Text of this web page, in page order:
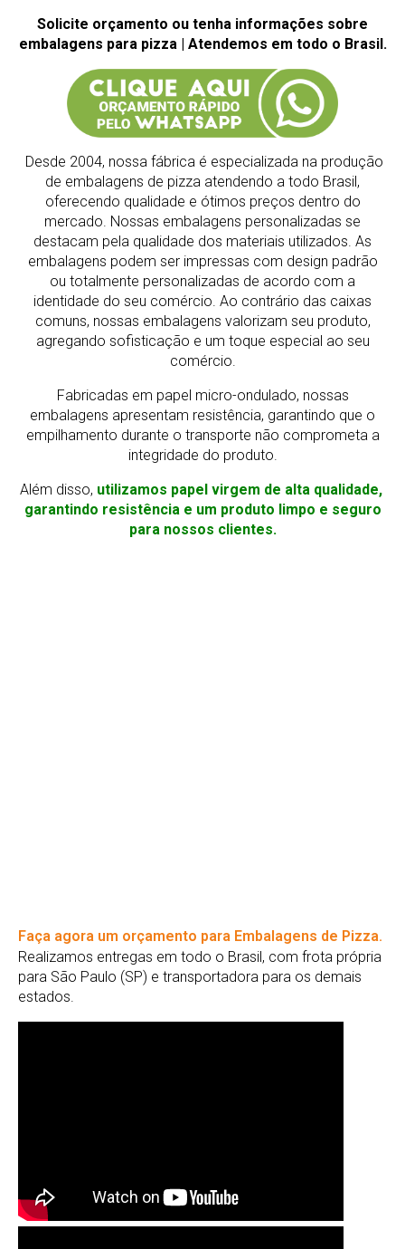
Solicite orçamento ou tenha informações sobre
embalagens para pizza | Atendemos em todo o Brasil.
Desde 2004, nossa fábrica é especializada na produção
de embalagens de pizza atendendo a todo Brasil,
oferecendo qualidade e ótimos preços dentro do
mercado. Nossas embalagens personalizadas se
destacam pela qualidade dos materiais utilizados. As
embalagens podem ser impressas com design padrão
ou totalmente personalizadas de acordo com a
identidade do seu comércio. Ao contrário das caixas
comuns, nossas embalagens valorizam seu produto,
agregando sofisticação e um toque especial ao seu
comércio.
Fabricadas em papel micro-ondulado, nossas
embalagens apresentam resistência, garantindo que o
empilhamento durante o transporte não comprometa a
integridade do produto.
Além disso, utilizamos papel virgem de alta qualidade,
garantindo resistência e um produto limpo e seguro
para nossos clientes.
Faça agora um orçamento para Embalagens de Pizza.
Realizamos entregas em todo o Brasil, com frota própria
para São Paulo (SP) e transportadora para os demais
estados.